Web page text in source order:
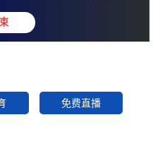
: 利斯
免费直播